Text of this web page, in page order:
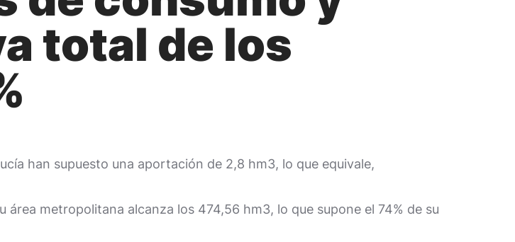
total de los
han supuesto una aportación de 2,8 hm3, lo que equivale,
área metropolitana alcanza los 474,56 hm3, lo que supone el 74% de su